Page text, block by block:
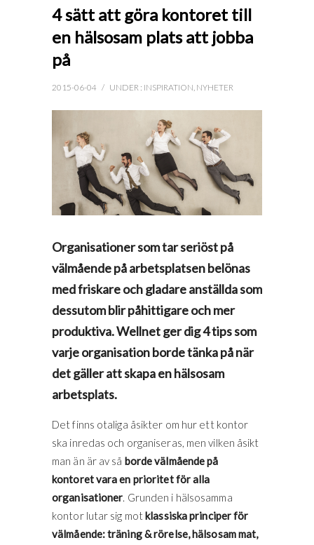
4 sätt att göra kontoret till
en hälsosam plats att jobba
på
2015-06-04 / UNDER : INSPIRATION, NYHETER
Organisationer som tar seriöst på
välmående på arbetsplatsen belönas
med friskare och gladare anställda som
dessutom blir påhittigare och mer
produktiva. Wellnet ger dig 4 tips som
varje organisation borde tänka på när
det gäller att skapa en hälsosam
arbetsplats.
Det finns otaliga åsikter om hur ett kontor
ska inredas och organiseras, men vilken åsikt
man än är av så borde välmående på
kontoret vara en prioritet för alla
organisationer. Grunden i hälsosamma
kontor lutar sig motklassiska principer för
välmående: träning & rörelse, hälsosam mat,